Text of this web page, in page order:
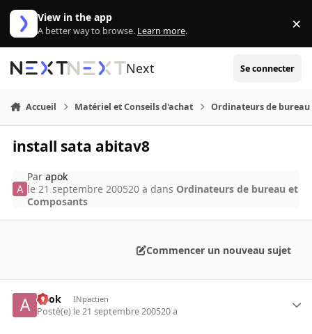
Aller au contenu
View in the app
A better way to browse. Learn more. ×
Next Se connecter
Accueil Matériel et Conseils d'achat Ordinateurs de bureau
install sata abitav8
Parapok
le 21 septembre 200520 a dans Ordinateurs de bureau et
Composants
Commencer un nouveau sujet
apok INpactien
Posté(e) le 21 septembre 200520 a